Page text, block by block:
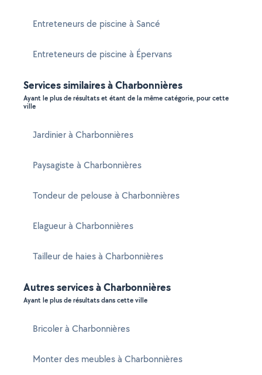
Entreteneurs de piscine à Sancé
Entreteneurs de piscine à Épervans
Services similaires à Charbonnières
Ayant le plus de résultats et étant de la même catégorie, pour cette
ville
Jardinier à Charbonnières
Paysagiste à Charbonnières
Tondeur de pelouse à Charbonnières
Elagueur à Charbonnières
Tailleur de haies à Charbonnières
Autres services à Charbonnières
Ayant le plus de résultats dans cette ville
Bricoler à Charbonnières
Monter des meubles à Charbonnières